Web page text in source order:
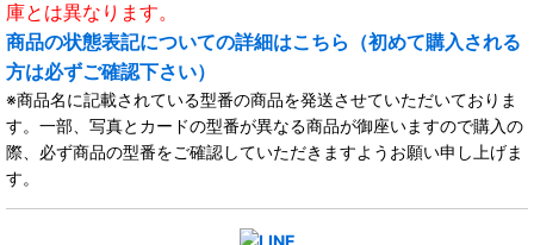
庫とは異なります。
商品の状態表記についての詳細はこちら（初めて購入される
方は必ずご確認下さい）
※商品名に記載されている型番の商品を発送させていただいておりま
す。一部、写真とカードの型番が異なる商品が御座いますので購入の
際、必ず商品の型番をご確認していただきますようお願い申し上げま
す。